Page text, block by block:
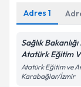
Metni
Adres 1
Sağlık
Atatürk Eğitim
Atatürk Eğitim ve
Karabağlar/İzmir